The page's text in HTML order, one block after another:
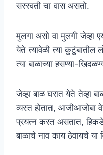
सरस्वती चा वास असतो.
मुलगा असो वा मुलगी जेव्हा
येते त्यावेळी त्या कुटुंबातील
त्या बाळाच्या हसण्या-
जेव्हा बाळ घरात येते तेव्हा
व्यस्त होतात, आजीआजोबा
प्रयत्न करत असतात, हिकडे
बाळाचे नाव काय ठेवायचे या